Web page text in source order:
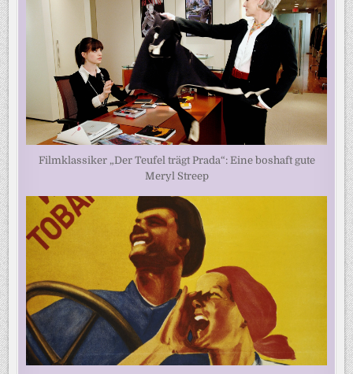
Filmklassiker „Der Teufel trägt Prada“: Eine boshaft gute
Meryl Streep